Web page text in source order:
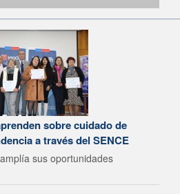
sobre cuidado de
a través del SENCE
sus oportunidades